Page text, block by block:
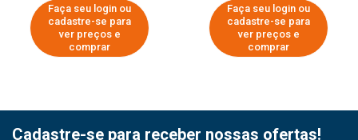
Faça seu login ou
cadastre-se para
ver preços e
comprar
Faça seu login ou
cadastre-se para
ver preços e
comprar
Cadastre-se para receber nossas ofertas!